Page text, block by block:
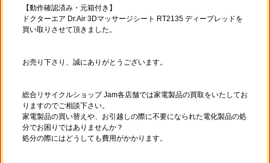
【動作確認済み・元箱付き】
ドクターエア Dr.Air 3Dマッサージシート RT2135 ディープレッドを
買い取りさせて頂きました。
お売り下さり、誠にありがとうございます。
総合リサイクルショップ Jam各店舗では家電製品の買取をいたしてお
りますのでご相談下さい。
家電製品の買い替えや、お引越しの際に不要になられた電化製品の処
分でお困りではありませんか？
処分の際にはどうしても費用がかかります。